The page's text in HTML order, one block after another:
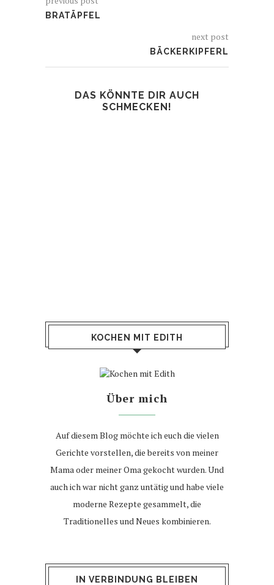
BRATÄPFEL
next post
BÄCKERKIPFERL
DAS KÖNNTE DIR AUCH
SCHMECKEN!
KOCHEN MIT EDITH
Über mich
Auf diesem Blog möchte ich euch die vielen
Gerichte vorstellen, die bereits von meiner
Mama oder meiner Oma gekocht wurden. Und
auch ich war nicht ganz untätig und habe viele
moderne Rezepte gesammelt, die
Traditionelles und Neues kombinieren.
IN VERBINDUNG BLEIBEN